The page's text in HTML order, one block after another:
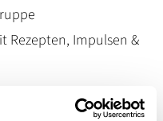
Rezepten, Impulsen &
Austausch